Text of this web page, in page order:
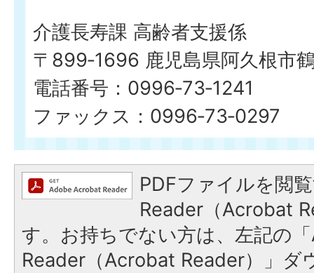
介護長寿課 高齢者支援係
〒899‐1696 鹿児島県阿久根市
電話番号：0996‐73‐1241
ファックス：0996‐73‐0297
PDFファイルを閲
Reader（Acrobat
す。お持ちでない方は、左記の
Reader（Acrobat Reader）」ダ